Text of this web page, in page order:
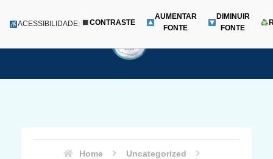
para
Menu
ACESSIBILIDADE: CONTRASTE
AUMENTAR
FONTE
DIMINUIR
FONTE
Home
Uncategorized